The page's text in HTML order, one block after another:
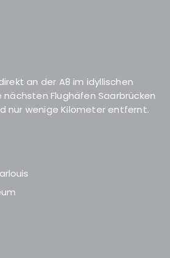
an der A8 im idyllischen
nächsten Flughäfen Saarbrücken
nur wenige Kilometer entfernt.